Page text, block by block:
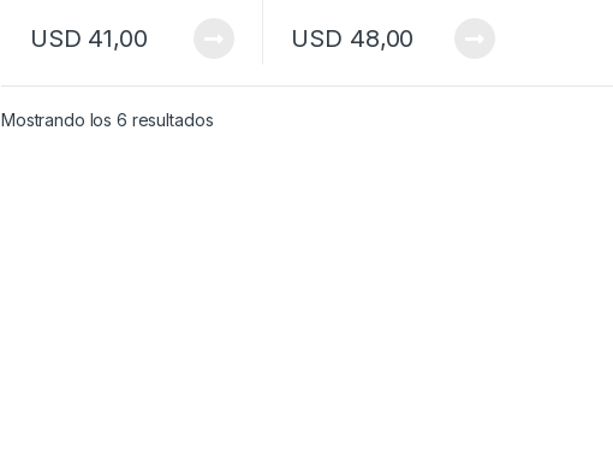
USD 41,00 USD 48,00
Mostrando los 6 resultados